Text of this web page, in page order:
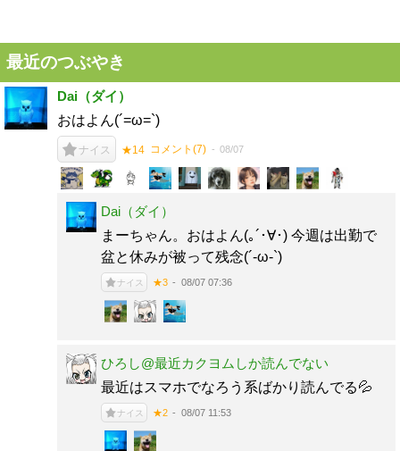
最近のつぶやき
Dai（ダイ）
おはよん(´=ω=`)
ナイス ★14 コメント(7) 08/07
Dai（ダイ）
まーちゃん。おはよん(｡´･∀･) 今週は出勤で
盆と休みが被って残念(´-ω-`)
ナイス ★3 08/07 07:36
ひろし@最近カクヨムしか読んでない
最近はスマホでなろう系ばかり読んでる💦
ナイス ★2 08/07 11:53